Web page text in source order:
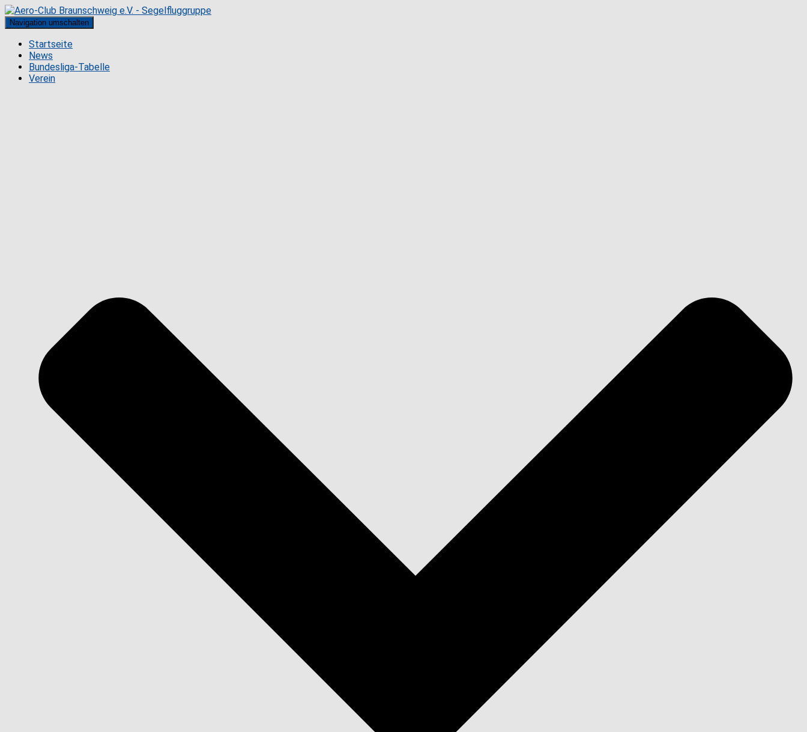
Navigation umschalten
Startseite
News
Bundesliga-Tabelle
Verein